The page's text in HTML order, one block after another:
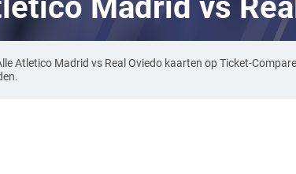
Madrid vs
Atletico Madrid vs Real Oviedo kaarten op Ticket-